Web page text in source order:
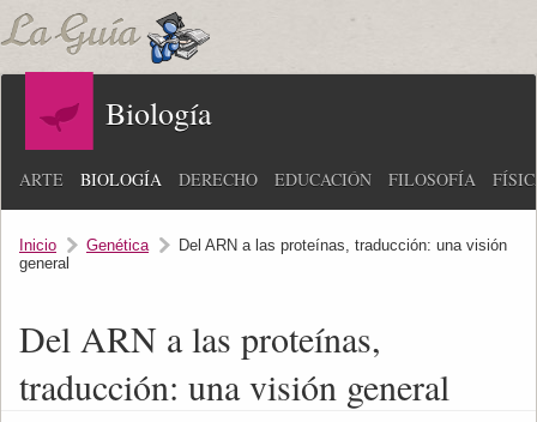
Biología
ARTE BIOLOGÍA DERECHO EDUCACIÓN FILOSOFÍA
Inicio Genética
Del ARN a las proteínas, traducción: una visión
general
Del ARN a las proteínas,
traducción: una visión general